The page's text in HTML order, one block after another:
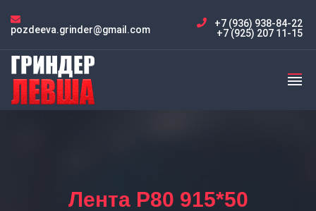
pozdeeva.grinder@gmail.com
+7 (936) 938-84-22
+7 (925) 207 11-15
Лента P80 915*50